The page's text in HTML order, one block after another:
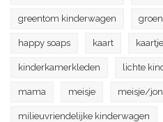
greentom kinderwagen
happy soaps kaart kaartje
kinderkamerkleden lichte
mama meisje meisje/
milieuvriendelijke kinderwagen